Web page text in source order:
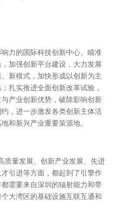
力的国际科技创新中心。瞄准
加强创新平台建设，大力发展
新模式，加快形成以创新为主
扎实推进全面创新改革试验，
产业创新优势，破除影响创新
，进一步激发各类创新主体活
和新兴产业重要策源地。
量发展、创新产业发展、先进
引进等方面，都起到了引擎作
需要来自深圳的辐射能力和带
大湾区的基础设施互联互通和